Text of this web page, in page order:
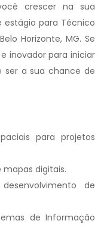
crescer na sua
estágio para Técnico
Horizonte, MG. Se
inovador para iniciar
ser a sua chance de
para projetos
mapas digitais.
de
de Informação